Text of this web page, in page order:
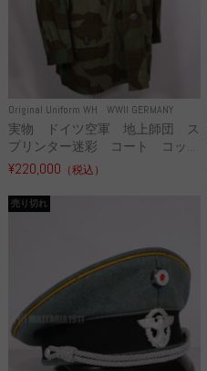
Original Uniform WH WWII GERMANY
実物 ドイツ空軍 地上師団 ス
プリンター迷彩 コート コッ...
¥220,000 （税込）
売り切れ